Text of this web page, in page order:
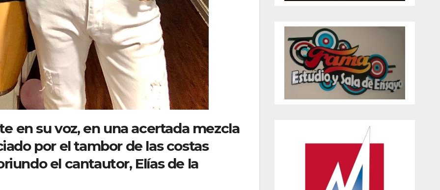
en su voz, en una acertada mezcla
por el tambor de las costas
el cantautor, Elías de la